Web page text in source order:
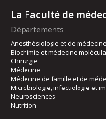
La Faculté de
Départements
Anesthésiologie et de
Biochimie et médecine
Chirurgie
Médecine
Médecine de famille et de
Microbiologie, infectiologie et
Neurosciences
Nutrition